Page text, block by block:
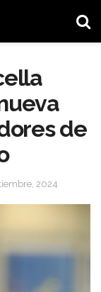
de
2024